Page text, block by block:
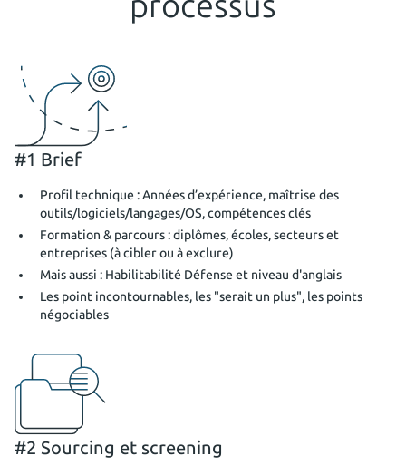
#1 Brief
Profil technique : Années d’expérience, maîtrise des
outils/logiciels/langages/OS, compétences clés
Formation & parcours : diplômes, écoles, secteurs et
entreprises (à cibler ou à exclure)
Mais aussi : Habilitabilité Défense et niveau d'anglais
Les point incontournables, les "serait un plus", les points
négociables
#2 Sourcing et screening